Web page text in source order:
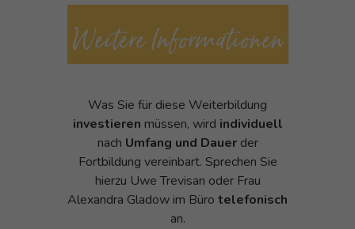
Weitere Informationen
Was Sie für diese Weiterbildung
investieren müssen, wird individuell
nach Umfang und Dauer der
Fortbildung vereinbart. Sprechen Sie
hierzu Uwe Trevisan oder Frau
Alexandra Gladow im Büro telefonisch
an.